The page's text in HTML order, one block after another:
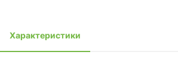
Характеристики